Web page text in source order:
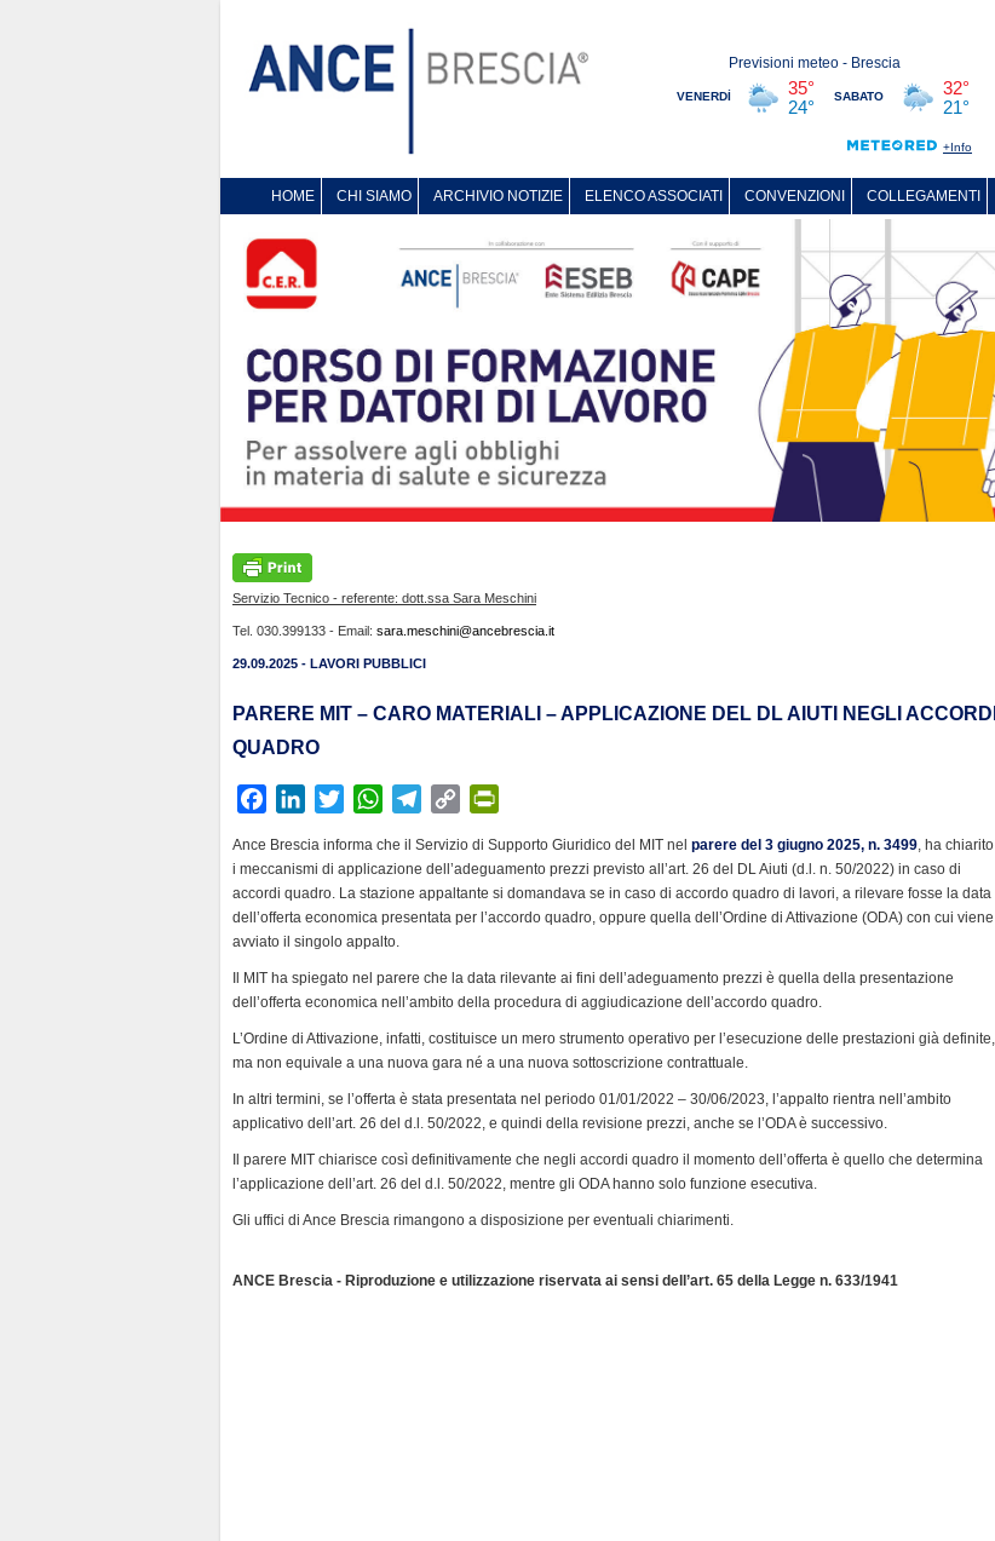
HOME CHI SIAMO ARCHIVIO NOTIZIE ELENCO ASSOCIATI CONVENZIONI COLLEGAMENTI
Servizio Tecnico - referente: dott.ssa Sara Meschini
Tel. 030.399133 - Email: sara.meschini@ancebrescia.it
29.09.2025 - LAVORI PUBBLICI
PARERE MIT – CARO MATERIALI – APPLICAZIONE DEL DL AIUTI NEGLI ACCORDI
QUADRO
c
e
b
o
o
k
n
k
e
d
I
n
i
t
e
r
W
a
t
s
A
p
p
l
e
g
a
m
C
p
y
L
n
k
i
n
t
r
i
e
n
d
l
Ance Brescia informa che il Servizio di Supporto Giuridico del MIT nel parere del 3 giugno 2025, n. 3499 , ha chiarito
i meccanismi di applicazione dell’adeguamento prezzi previsto all’art. 26 del DL Aiuti (d.l. n. 50/2022) in caso di
accordi quadro. La stazione appaltante si domandava se in caso di accordo quadro di lavori, a rilevare fosse la data
dell’offerta economica presentata per l’accordo quadro, oppure quella dell’Ordine di Attivazione (ODA) con cui viene
avviato il singolo appalto.
Il MIT ha spiegato nel parere che la data rilevante ai fini dell’adeguamento prezzi è quella della presentazione
dell’offerta economica nell’ambito della procedura di aggiudicazione dell’accordo quadro.
L’Ordine di Attivazione, infatti, costituisce un mero strumento operativo per l’esecuzione delle prestazioni già definite,
ma non equivale a una nuova gara né a una nuova sottoscrizione contrattuale.
In altri termini, se l’offerta è stata presentata nel periodo 01/01/2022 – 30/06/2023, l’appalto rientra nell’ambito
applicativo dell’art. 26 del d.l. 50/2022, e quindi della revisione prezzi, anche se l’ODA è successivo.
Il parere MIT chiarisce così definitivamente che negli accordi quadro il momento dell’offerta è quello che determina
l’applicazione dell’art. 26 del d.l. 50/2022, mentre gli ODA hanno solo funzione esecutiva.
Gli uffici di Ance Brescia rimangono a disposizione per eventuali chiarimenti.
ANCE Brescia - Riproduzione e utilizzazione riservata ai sensi dell’art. 65 della Legge n. 633/1941